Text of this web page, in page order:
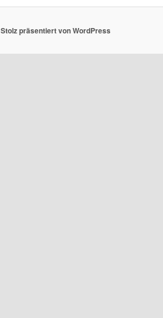
Stolz präsentiert von WordPress